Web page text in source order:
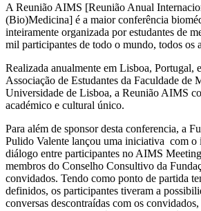
A Reunião AIMS [Reunião Anual
(Bio)Medicina] é a maior conferência
inteiramente organizada por estudantes de
mil participantes de todo o mundo, todos os
Realizada anualmente em Lisboa, Portugal,
Associação de Estudantes da Faculdade de
Universidade de Lisboa, a Reunião AIMS
académico e cultural único.
Para além de sponsor desta conferencia, a
Pulido Valente lançou uma iniciativa com o
diálogo entre participantes no AIMS
membros do Conselho Consultivo da
convidados. Tendo como ponto de partida
definidos, os participantes tiveram a
conversas descontraídas com os